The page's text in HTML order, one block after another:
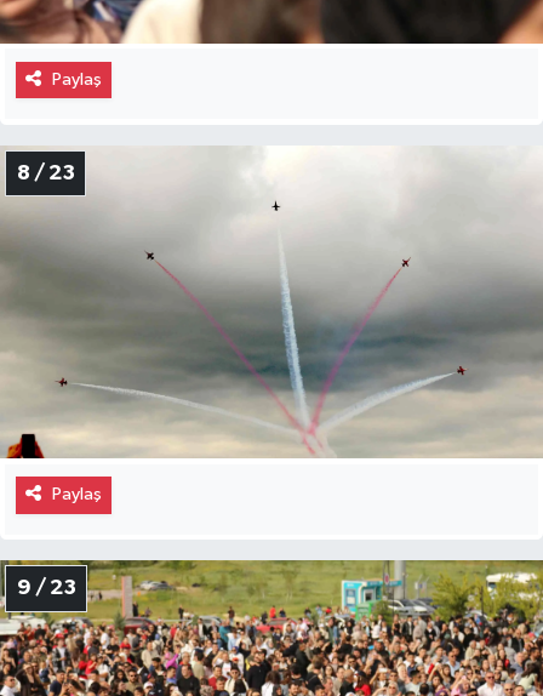
Paylaş
8 / 23
Paylaş
9 / 23